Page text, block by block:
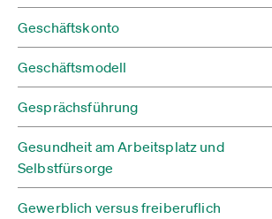
Geschäftskonto
Geschäftsmodell
Gesprächsführung
Gesundheit am Arbeitsplatz und
Selbstfürsorge
Gewerblich versus freiberuflich